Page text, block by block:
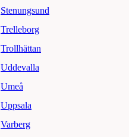
Stenungsund
Trelleborg
Trollhättan
Uddevalla
Umeå
Uppsala
Varberg